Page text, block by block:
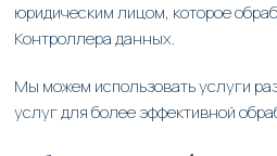
юридическим лицом, которое
Контроллера данных.
Мы можем использовать услуги
услуг для более эффективной